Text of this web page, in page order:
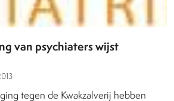
van psychiaters wijst
tegen de Kwakzalverij hebben